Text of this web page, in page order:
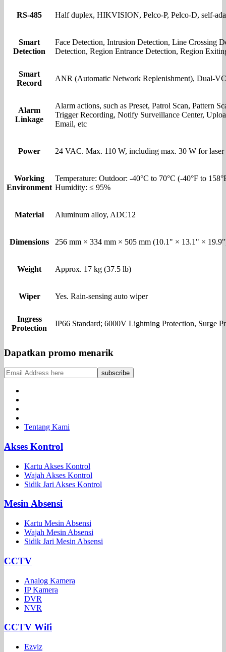
RS-485 Half duplex, HIKVISION, Pelco-P, Pelco-D, self-
Smart
Detection
Face Detection, Intrusion Detection, Line Crossing
Detection, Region Entrance Detection, Region
Smart
Record
ANR (Automatic Network Replenishment), Dual-
Alarm
Linkage
Alarm actions, such as Preset, Patrol Scan, Pattern
Trigger Recording, Notify Surveillance Center,
Email, etc
Power 24 VAC. Max. 110 W, including max. 30 W for laser
Working
Environment
Temperature: Outdoor: -40°C to 70°C (-40°F to
Humidity: ≤ 95%
Material Aluminum alloy, ADC12
Dimensions 256 mm × 334 mm × 505 mm (10.1" × 13.1" ×
Weight Approx. 17 kg (37.5 lb)
Wiper Yes. Rain-sensing auto wiper
Ingress
Protection
IP66 Standard; 6000V Lightning Protection, Surge
Dapatkan promo menarik
Tentang Kami
Akses Kontrol
Kartu Akses Kontrol
Wajah Akses Kontrol
Sidik Jari Akses Kontrol
Mesin Absensi
Kartu Mesin Absensi
Wajah Mesin Absensi
Sidik Jari Mesin Absensi
CCTV
Analog Kamera
IP Kamera
DVR
NVR
CCTV Wifi
Ezviz